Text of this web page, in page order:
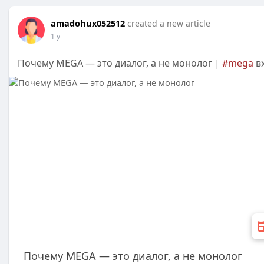
amadohux052512 created a new article
1 y
Почему MEGA — это диалог, а не монолог | #mega
Почему MEGA — это диалог, а не монолог